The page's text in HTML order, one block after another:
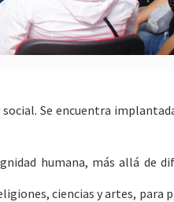
Se encuentra
humana, más allá de
ciencias y artes, para